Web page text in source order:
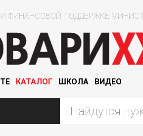
ФИНАНСОВОЙ ПОДДЕРЖКЕ
КАТАЛОГ ШКОЛА ВИДЕО